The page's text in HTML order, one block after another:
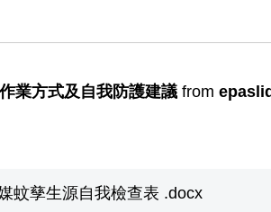
業方式及自我防護建議 from
蚊孳生源自我檢查表 .docx